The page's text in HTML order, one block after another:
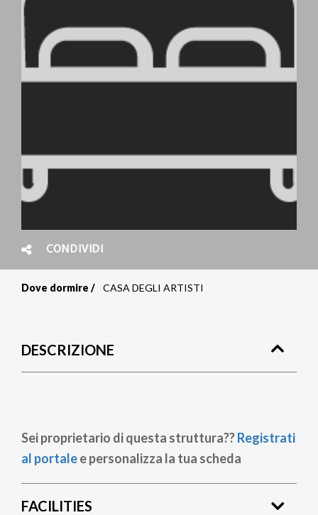
CONDIVIDI
pane
Dove dormire CASA DEGLI ARTISTI
DESCRIZIONE
Sei proprietario di questa struttura??Registrati
al portalee personalizza la tua scheda
FACILITIES